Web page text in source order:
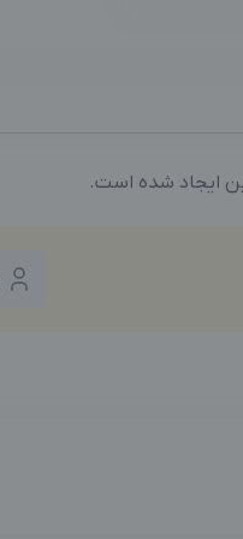
ایجاد شده است.